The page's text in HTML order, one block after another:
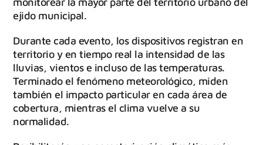
ejido municipal.
Durante cada evento, los dispositivos registran en
territorio y en tiempo real la intensidad de las
lluvias, vientos e incluso de las temperaturas.
Terminado el fenómeno meteorológico, miden
también el impacto particular en cada área de
cobertura, mientras el clima vuelve a su
normalidad.